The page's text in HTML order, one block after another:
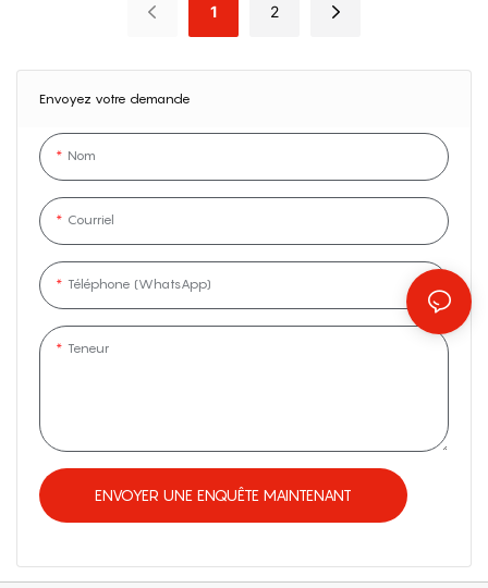
Envoyez votre demande
Nom
Courriel
Téléphone (WhatsApp)
Teneur
ENVOYER UNE ENQUÊTE MAINTENANT
1 2